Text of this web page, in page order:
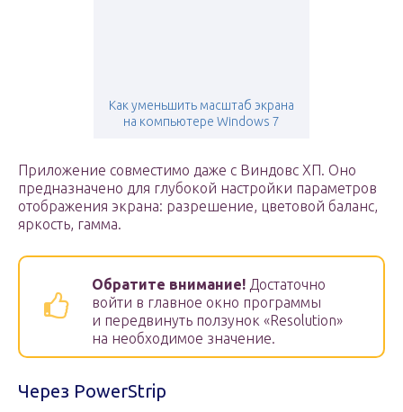
Как уменьшить масштаб экрана
на компьютере Windows 7
Приложение совместимо даже с Виндовс ХП. Оно
предназначено для глубокой настройки параметров
отображения экрана: разрешение, цветовой баланс,
яркость, гамма.
Обратите внимание! Достаточно
войти в главное окно программы
и передвинуть ползунок «Resolution»
на необходимое значение.
Через PowerStrip